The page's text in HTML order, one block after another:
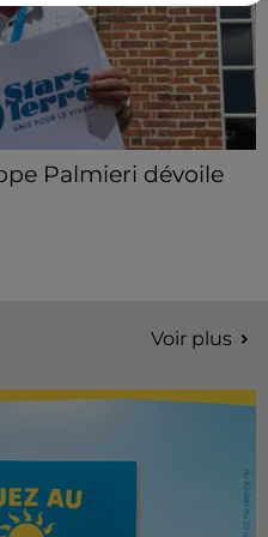
Palmieri dévoile
Voir plus